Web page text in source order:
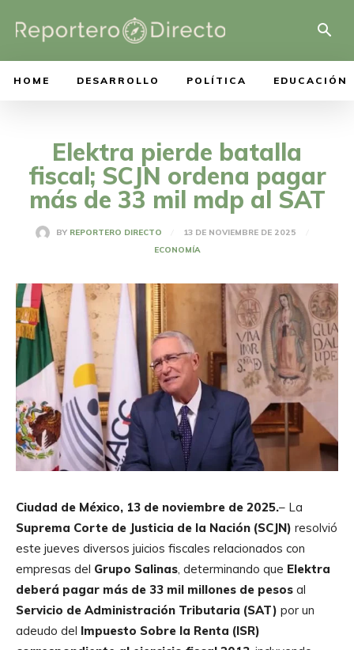
HOME DESARROLLO POLÍTICA EDUCACIÓN
Elektra pierde batalla
fiscal; SCJN ordena pagar
más de 33 mil mdp al SAT
BY REPORTERO DIRECTO
13 DE NOVIEMBRE DE 2025
ECONOMÍA
Ciudad de México, 13 de noviembre de 2025.– La
Suprema Corte de Justicia de la Nación (SCJN) resolvió
este jueves diversos juicios fiscales relacionados con
empresas del Grupo Salinas, determinando que Elektra
deberá pagar más de 33 mil millones de pesos al
Servicio de Administración Tributaria (SAT) por un
adeudo del Impuesto Sobre la Renta (ISR)